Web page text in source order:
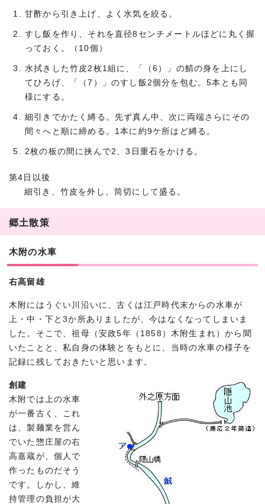
甘酢から引き上げ、よく水気を絞る。
すし飯を作り、それを直径8センチメートルほどに丸く握
っておく。（10個）
水拭きした竹皮2枚1組に、「（6）」の鯖の身を上にし
てひろげ、「（7）」のすし飯2個分を包む。5本とも同
様にする。
細引きでかたく縛る。先ず真ん中、次に両端さらにその
間々へと順に締める。1本に約9ケ所はど縛る。
2枚の板の間に挟んで2、3日重石をかける。
第4日以後
細引き、竹皮を外し、筒切にして盛る。
郷土散策
木附の水車
右高留雄
木附にはうぐい川沿いに、古くは江戸時代末からの水車が
上・中・下と3か所ありましたが、今はなくなってしまいま
した。そこで、祖母（安政5年（1858）木附生まれ）から聞
いたことと、私自身の体験とをもとに、当時の水車の様子を
記録に残しておきたいと思います。
創建
木附では上の水車
が一番古く、これ
は、製麺業を営ん
でいた惣庄屋の右
高嘉蔵が、個人で
作ったものだそう
です。しかし、維
持管理の負担が大